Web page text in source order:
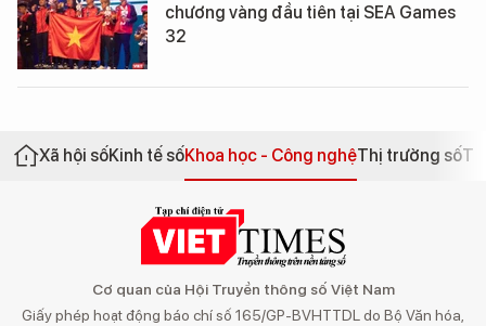
chương vàng đầu tiên tại SEA Games
32
Xã hội sốKinh tế sốKhoa học - Công nghệThị trường số
Cơ quan của Hội Truyền thông số Việt Nam
Giấy phép hoạt động báo chí số 165/GP-BVHTTDL do Bộ Văn hóa,